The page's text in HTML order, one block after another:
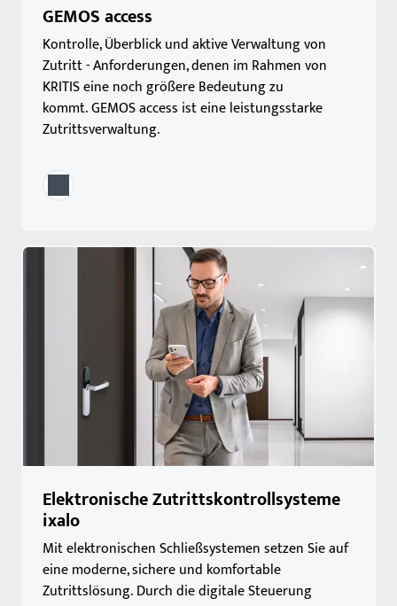
GEMOS access
Kontrolle, Überblick und aktive Verwaltung von
Zutritt - Anforderungen, denen im Rahmen von
KRITIS eine noch größere Bedeutung zu
kommt. GEMOS access ist eine leistungsstarke
Zutrittsverwaltung.
Elektronische Zutrittskontrollsysteme
ixalo
Mit elektronischen Schließsystemen setzen Sie auf
eine moderne, sichere und komfortable
Zutrittslösung. Durch die digitale Steuerung